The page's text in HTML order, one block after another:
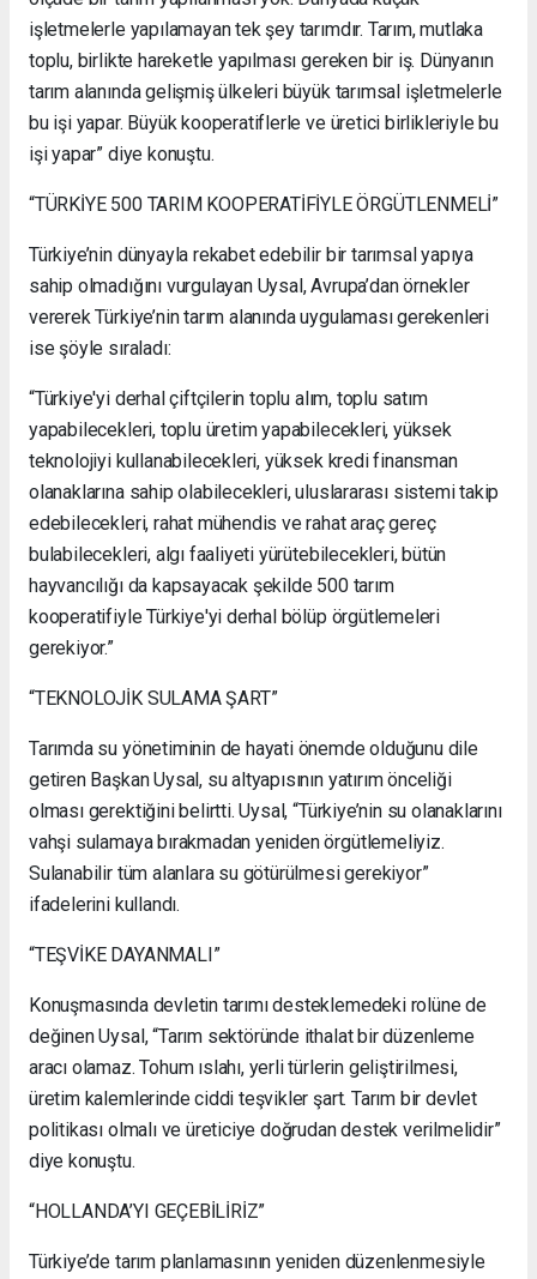
işletmelerle yapılamayan tek şey tarımdır. Tarım, mutlaka
toplu, birlikte hareketle yapılması gereken bir iş. Dünyanın
tarım alanında gelişmiş ülkeleri büyük tarımsal işletmelerle
bu işi yapar. Büyük kooperatiflerle ve üretici birlikleriyle bu
işi yapar” diye konuştu.
“TÜRKİYE 500 TARIM KOOPERATİFİYLE ÖRGÜTLENMELİ”
Türkiye’nin dünyayla rekabet edebilir bir tarımsal yapıya
sahip olmadığını vurgulayan Uysal, Avrupa’dan örnekler
vererek Türkiye’nin tarım alanında uygulaması gerekenleri
ise şöyle sıraladı:
“Türkiye'yi derhal çiftçilerin toplu alım, toplu satım
yapabilecekleri, toplu üretim yapabilecekleri, yüksek
teknolojiyi kullanabilecekleri, yüksek kredi finansman
olanaklarına sahip olabilecekleri, uluslararası sistemi takip
edebilecekleri, rahat mühendis ve rahat araç gereç
bulabilecekleri, algı faaliyeti yürütebilecekleri, bütün
hayvancılığı da kapsayacak şekilde 500 tarım
kooperatifiyle Türkiye'yi derhal bölüp örgütlemeleri
gerekiyor.”
“TEKNOLOJİK SULAMA ŞART”
Tarımda su yönetiminin de hayati önemde olduğunu dile
getiren Başkan Uysal, su altyapısının yatırım önceliği
olması gerektiğini belirtti. Uysal, “Türkiye’nin su olanaklarını
vahşi sulamaya bırakmadan yeniden örgütlemeliyiz.
Sulanabilir tüm alanlara su götürülmesi gerekiyor”
ifadelerini kullandı.
“TEŞVİKE DAYANMALI”
Konuşmasında devletin tarımı desteklemedeki rolüne de
değinen Uysal, “Tarım sektöründe ithalat bir düzenleme
aracı olamaz. Tohum ıslahı, yerli türlerin geliştirilmesi,
üretim kalemlerinde ciddi teşvikler şart. Tarım bir devlet
politikası olmalı ve üreticiye doğrudan destek verilmelidir”
diye konuştu.
“HOLLANDA’YI GEÇEBİLİRİZ”
Türkiye’de tarım planlamasının yeniden düzenlenmesiyle